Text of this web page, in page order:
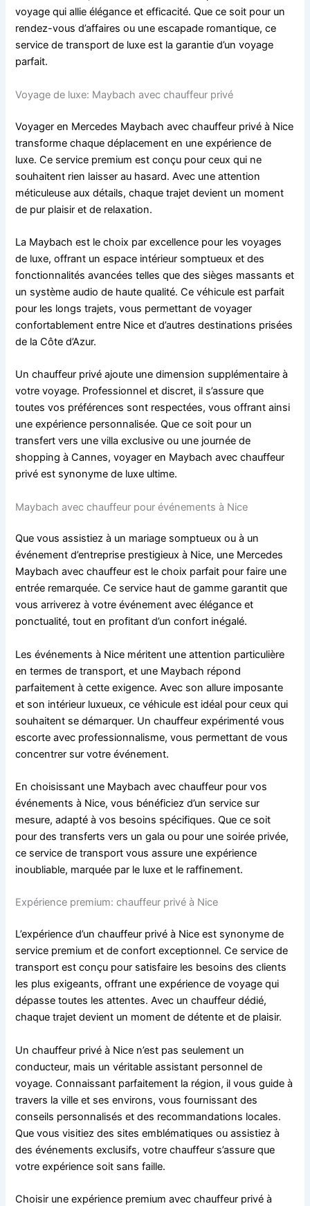
voyage qui allie élégance et efficacité. Que ce soit pour un
rendez-vous d’affaires ou une escapade romantique, ce
service de transport de luxe est la garantie d’un voyage
parfait.
Voyage de luxe: Maybach avec chauffeur privé
Voyager en Mercedes Maybach avec chauffeur privé à Nice
transforme chaque déplacement en une expérience de
luxe. Ce service premium est conçu pour ceux qui ne
souhaitent rien laisser au hasard. Avec une attention
méticuleuse aux détails, chaque trajet devient un moment
de pur plaisir et de relaxation.
La Maybach est le choix par excellence pour les voyages
de luxe, offrant un espace intérieur somptueux et des
fonctionnalités avancées telles que des sièges massants et
un système audio de haute qualité. Ce véhicule est parfait
pour les longs trajets, vous permettant de voyager
confortablement entre Nice et d’autres destinations prisées
de la Côte d’Azur.
Un chauffeur privé ajoute une dimension supplémentaire à
votre voyage. Professionnel et discret, il s’assure que
toutes vos préférences sont respectées, vous offrant ainsi
une expérience personnalisée. Que ce soit pour un
transfert vers une villa exclusive ou une journée de
shopping à Cannes, voyager en Maybach avec chauffeur
privé est synonyme de luxe ultime.
Maybach avec chauffeur pour événements à Nice
Que vous assistiez à un mariage somptueux ou à un
événement d’entreprise prestigieux à Nice, une Mercedes
Maybach avec chauffeur est le choix parfait pour faire une
entrée remarquée. Ce service haut de gamme garantit que
vous arriverez à votre événement avec élégance et
ponctualité, tout en profitant d’un confort inégalé.
Les événements à Nice méritent une attention particulière
en termes de transport, et une Maybach répond
parfaitement à cette exigence. Avec son allure imposante
et son intérieur luxueux, ce véhicule est idéal pour ceux qui
souhaitent se démarquer. Un chauffeur expérimenté vous
escorte avec professionnalisme, vous permettant de vous
concentrer sur votre événement.
En choisissant une Maybach avec chauffeur pour vos
événements à Nice, vous bénéficiez d’un service sur
mesure, adapté à vos besoins spécifiques. Que ce soit
pour des transferts vers un gala ou pour une soirée privée,
ce service de transport vous assure une expérience
inoubliable, marquée par le luxe et le raffinement.
Expérience premium: chauffeur privé à Nice
L’expérience d’un chauffeur privé à Nice est synonyme de
service premium et de confort exceptionnel. Ce service de
transport est conçu pour satisfaire les besoins des clients
les plus exigeants, offrant une expérience de voyage qui
dépasse toutes les attentes. Avec un chauffeur dédié,
chaque trajet devient un moment de détente et de plaisir.
Un chauffeur privé à Nice n’est pas seulement un
conducteur, mais un véritable assistant personnel de
voyage. Connaissant parfaitement la région, il vous guide à
travers la ville et ses environs, vous fournissant des
conseils personnalisés et des recommandations locales.
Que vous visitiez des sites emblématiques ou assistiez à
des événements exclusifs, votre chauffeur s’assure que
votre expérience soit sans faille.
Choisir une expérience premium avec chauffeur privé à